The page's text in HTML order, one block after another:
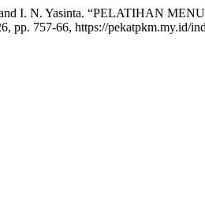
I. N. Yasinta. “PELATIHAN
pp. 757-66, https://pekatpkm.my.id/